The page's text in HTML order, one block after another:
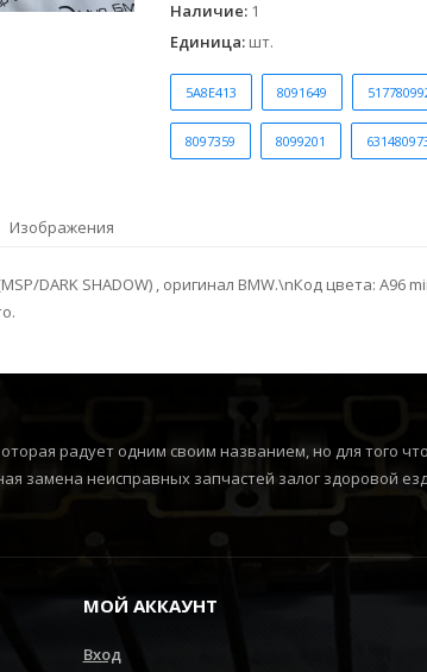
Наличие: 1
Единица: шт.
5A8E413 8091649
8097359 8099201
Изображения
DARK SHADOW) , оригинал BMW.\nКод цвета: A96
радует одним своим названием, но для того
замена неисправных запчастей залог здоровой
МОЙ АККАУНТ
Вход